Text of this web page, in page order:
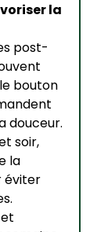
la
post-
bouton
douceur.
soir,
la
éviter